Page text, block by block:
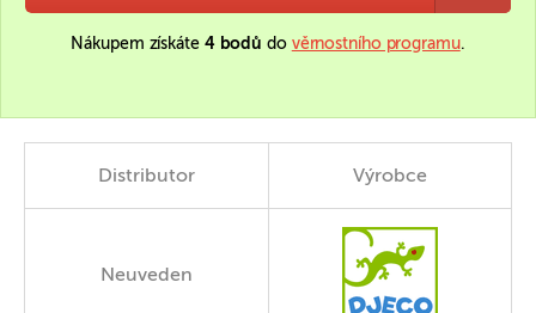
Nákupem získáte 4 bodů do věrnostního programu.
Distributor Výrobce
Neuveden